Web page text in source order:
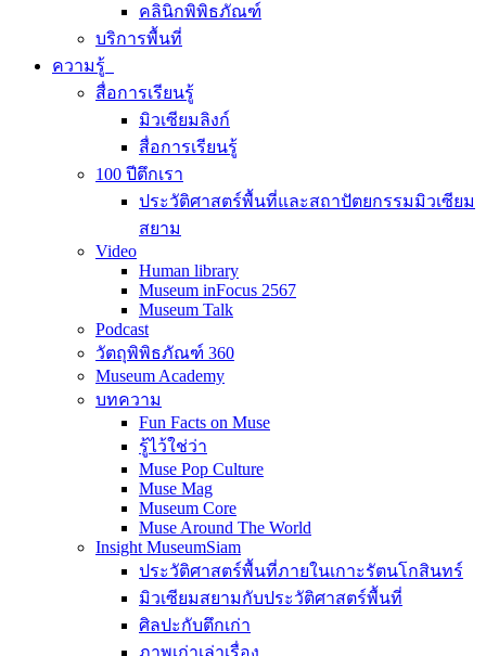
คลินิกพิพิธภัณฑ์
บริการพื้นที่
ความรู้
สื่อการเรียนรู้
มิวเซียมลิงก์
สื่อการเรียนรู้
100 ปีตึกเรา
ประวัติศาสตร์พื้นที่และสถาปัตยกรรมมิวเซียม
สยาม
Video
Human library
Museum inFocus 2567
Museum Talk
Podcast
วัตถุพิพิธภัณฑ์ 360
Museum Academy
บทความ
Fun Facts on Muse
รู้ไว้ใช่ว่า
Muse Pop Culture
Muse Mag
Museum Core
Muse Around The World
Insight MuseumSiam
ประวัติศาสตร์พื้นที่ภายในเกาะรัตนโกสินทร์
มิวเซียมสยามกับประวัติศาสตร์พื้นที่
ศิลปะกับตึกเก่า
ภาพเก่าเล่าเรื่อง